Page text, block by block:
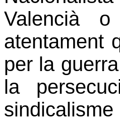
Valencià
atentament
per la
la